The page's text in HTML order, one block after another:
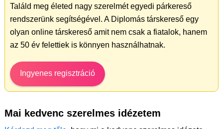
Találd meg életed nagy szerelmét egyedi párkereső
rendszerünk segítségével. A Diplomás társkereső egy
olyan online társkereső amit nem csak a fiatalok, hanem
az 50 év felettiek is könnyen használhatnak.
Ingyenes regisztráció
Mai kedvenc szerelmes idézetem